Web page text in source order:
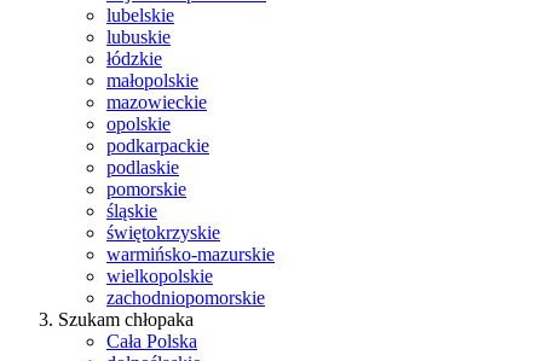
lubelskie
lubuskie
łódzkie
małopolskie
mazowieckie
opolskie
podkarpackie
podlaskie
pomorskie
śląskie
świętokrzyskie
warmińsko-mazurskie
wielkopolskie
zachodniopomorskie
Szukam chłopaka
Cała Polska